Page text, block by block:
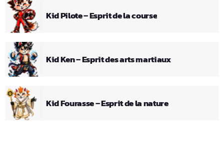
Kid Pilote – Esprit de la course
Kid Ken – Esprit des arts martiaux
Kid Fourasse – Esprit de la nature